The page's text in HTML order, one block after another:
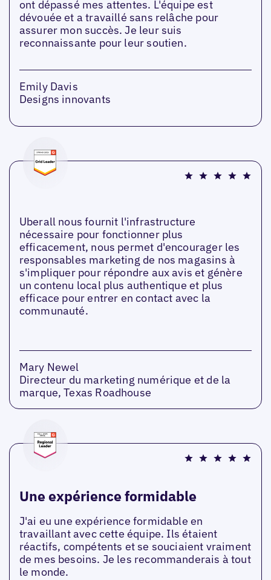
ont dépassé mes attentes. L'équipe est
dévouée et a travaillé sans relâche pour
assurer mon succès. Je leur suis
reconnaissante pour leur soutien.
Emily Davis
Designs innovants
Uberall nous fournit l'infrastructure
nécessaire pour fonctionner plus
efficacement, nous permet d'encourager les
responsables marketing de nos magasins à
s'impliquer pour répondre aux avis et génère
un contenu local plus authentique et plus
efficace pour entrer en contact avec la
communauté.
Mary Newel
Directeur du marketing numérique et de la
marque, Texas Roadhouse
Une expérience formidable
J'ai eu une expérience formidable en
travaillant avec cette équipe. Ils étaient
réactifs, compétents et se souciaient vraiment
de mes besoins. Je les recommanderais à tout
le monde.